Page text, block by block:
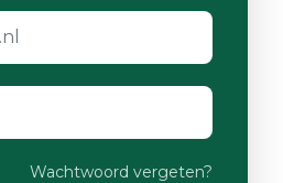
Wachtwoord vergeten?